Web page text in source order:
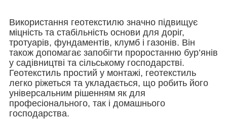
Використання геотекстилю значно підвищує
міцність та стабільність основи для доріг,
тротуарів, фундаментів, клумб і газонів. Він
також допомагає запобігти проростанню бур’янів
у садівництві та сільському господарстві.
Геотекстиль простий у монтажі, геотекстиль
легко ріжеться та укладається, що робить його
універсальним рішенням як для
професіонального, так і домашнього
господарства.